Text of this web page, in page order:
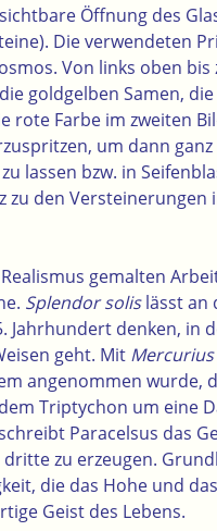
Öffnung des
Die verwendeten
Von links oben
goldgelben Samen,
rote Farbe im zweiten
um dann
lassen bzw. in
zu den
gemalten
Splendor solislässt an
denken, in
geht. Mit Mercurius
angenommen wurde,
Triptychon um eine
Paracelsus das
zu erzeugen.
die das Hohe und
Geist des Lebens.